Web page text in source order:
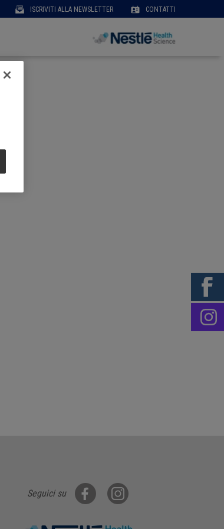
User
account
ISCRIVITI ALLA NEWSLETTER CONTATTI
Seguici su